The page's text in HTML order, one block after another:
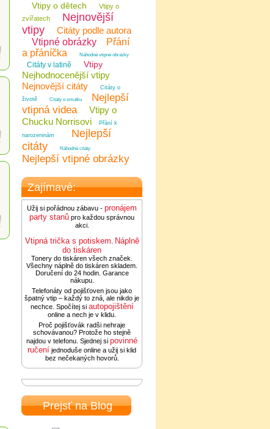
Vtipy o dětech
Vtipy o
zvířatech
Nejnovější
vtipy
Citáty podle autora
Vtipné obrázky
Přání
a přáníčka
Náhodné vtipné obrázky
Citáty v latině Vtipy
Nejhodnocenější vtipy
Nejnovější citáty
Citáty o
životě
Citáty o smutku
Nejlepší
vtipná videa
Vtipy o
Chucku Norrisovi
Přání k
narozeninám
Nejlepší
citáty
Náhodné citáty
Nejlepší vtipné obrázky
Zajímavé:
Užij si pořádnou zábavu - pronájem
party stanů pro každou správnou
akci.
Vtipná trička s potiskem Náplně
do tiskáren
Tonery do tiskáren všech značek.
Všechny náplně do tiskáren skladem.
Doručení do 24 hodin. Garance
nákupu.
Telefonáty od pojišťoven jsou jako
špatný vtip – každý to zná, ale nikdo je
nechce. Spočítej si autopojištění
online a nech je v klidu.
Proč pojišťovák radši nehraje
schovávanou? Protože ho stejně
najdou v telefonu. Sjednej si povinné
ručení jednoduše online a užij si klid
bez nečekaných hovorů.
Prejsť na Blog